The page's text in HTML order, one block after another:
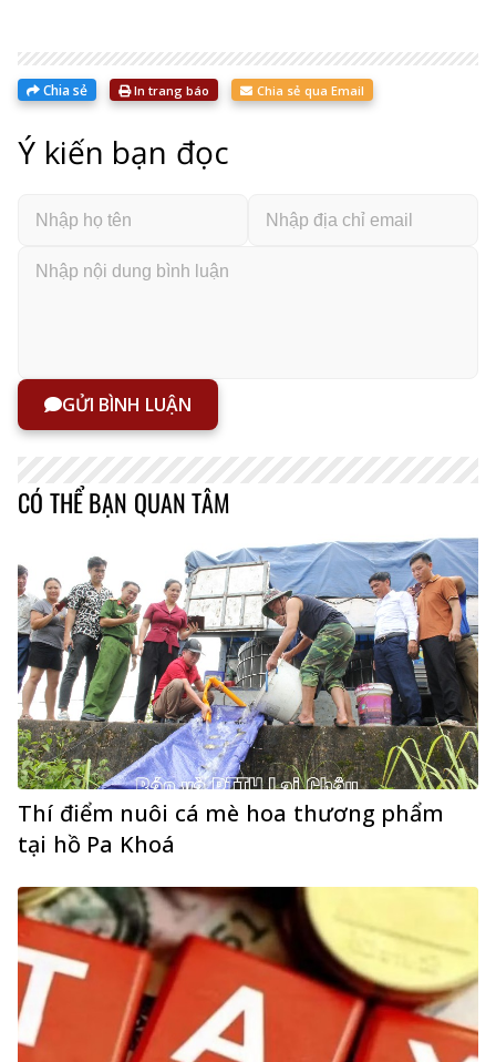
Chia sẻ In trang báo Chia sẻ qua Email
Ý kiến bạn đọc
GỬI BÌNH LUẬN
CÓ THỂ BẠN QUAN TÂM
Thí điểm nuôi cá mè hoa thương phẩm
tại hồ Pa Khoá